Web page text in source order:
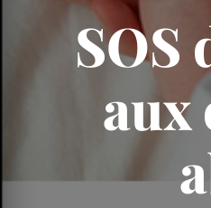
SOS
aux